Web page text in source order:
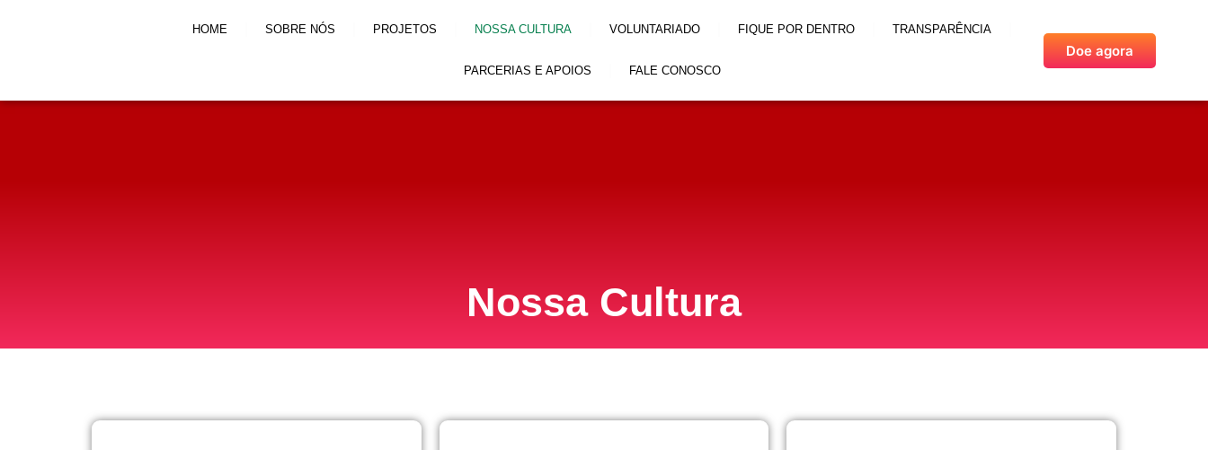
HOME SOBRE NÓS PROJETOS NOSSA CULTURA VOLUNTARIADO FIQUE POR DENTRO TRANSPARÊNCIA
PARCERIAS E APOIOS FALE CONOSCO
Doe agora
Nossa Cultura